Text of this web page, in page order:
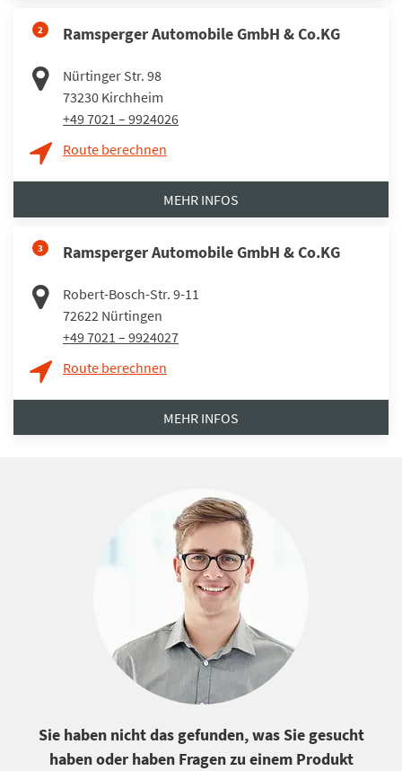
2 Ramsperger Automobile GmbH & Co.KG
Nürtinger Str. 98
73230 Kirchheim
+49 7021 – 9924026
Route berechnen
MEHR INFOS
3 Ramsperger Automobile GmbH & Co.KG
Robert-Bosch-Str. 9-11
72622 Nürtingen
+49 7021 – 9924027
Route berechnen
MEHR INFOS
Sie haben nicht das gefunden, was Sie gesucht
haben oder haben Fragen zu einem Produkt